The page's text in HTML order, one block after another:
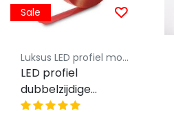
Sale
Luksus LED profiel montageklem
LED profiel
dubbelzijdige
montagetape 12mm